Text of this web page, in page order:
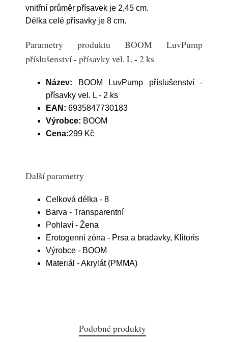
vnitřní průměr přísavek je 2,45 cm.
Délka celé přísavky je 8 cm.
Parametry produktu BOOM LuvPump
příslušenství - přísavky vel. L - 2 ks
Název: BOOM LuvPump příslušenství -
přísavky vel. L - 2 ks
EAN: 6935847730183
Výrobce: BOOM
Cena:299 Kč
Další parametry
Celková délka - 8
Barva - Transparentní
Pohlaví - Žena
Erotogenní zóna - Prsa a bradavky, Klitoris
Výrobce - BOOM
Materiál - Akrylát (PMMA)
Podobné produkty